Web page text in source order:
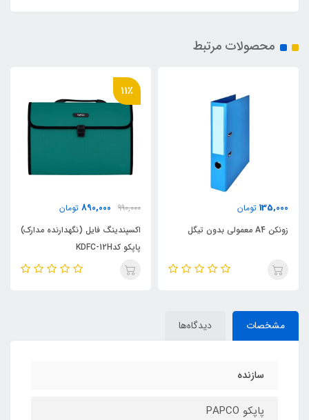
محصولات مرتبط
135,000 تومان
زونکن A4 معمولی بدون تیگل
11٪
990,000
890,000 تومان
اکسپندینگ فایل (نگهدارنده مدارک)
پاپکو کدKDFC-12H
مشخصات دیدگاه‌ها
سازنده
پاپکو PAPCO